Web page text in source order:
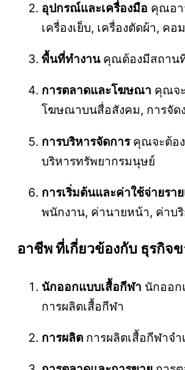
อุปกรณ์และเครื่องมือ คุณอา
เครื่องเย็บ, เครื่องตัดผ้า, ค
พื้นที่ทำงานคุณต้องมีสถานที่
การตลาดและโฆษณา คุณจ
โฆษณาบนสื่อสังคม, การจัด
การบริหารจัดการคุณจะต้อง
บริหารทรัพยากรมนุษย์
การเริ่มต้นและค่าใช้จ่ายรา
พนักงาน, ค่านายหน้า, ค่าบ
อาชีพ ที่เกี่ยวข้องกับ ธุรกิจ
นักออกแบบเสื้อกีฬา นักออก
การผลิตเสื้อกีฬา
การผลิต การผลิตเสื้อกีฬาจ